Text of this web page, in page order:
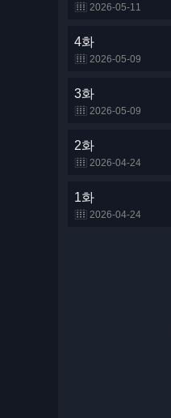
2026-05-11
4화
2026-05-09
3화
2026-05-09
2화
2026-04-24
1화
2026-04-24